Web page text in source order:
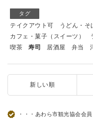
タグ
テイクアウト可 うどん・そ
カフェ・菓子（スイーツ）
喫茶
寿司 居酒屋 弁当
新しい順
・・・あわら市観光協会会員